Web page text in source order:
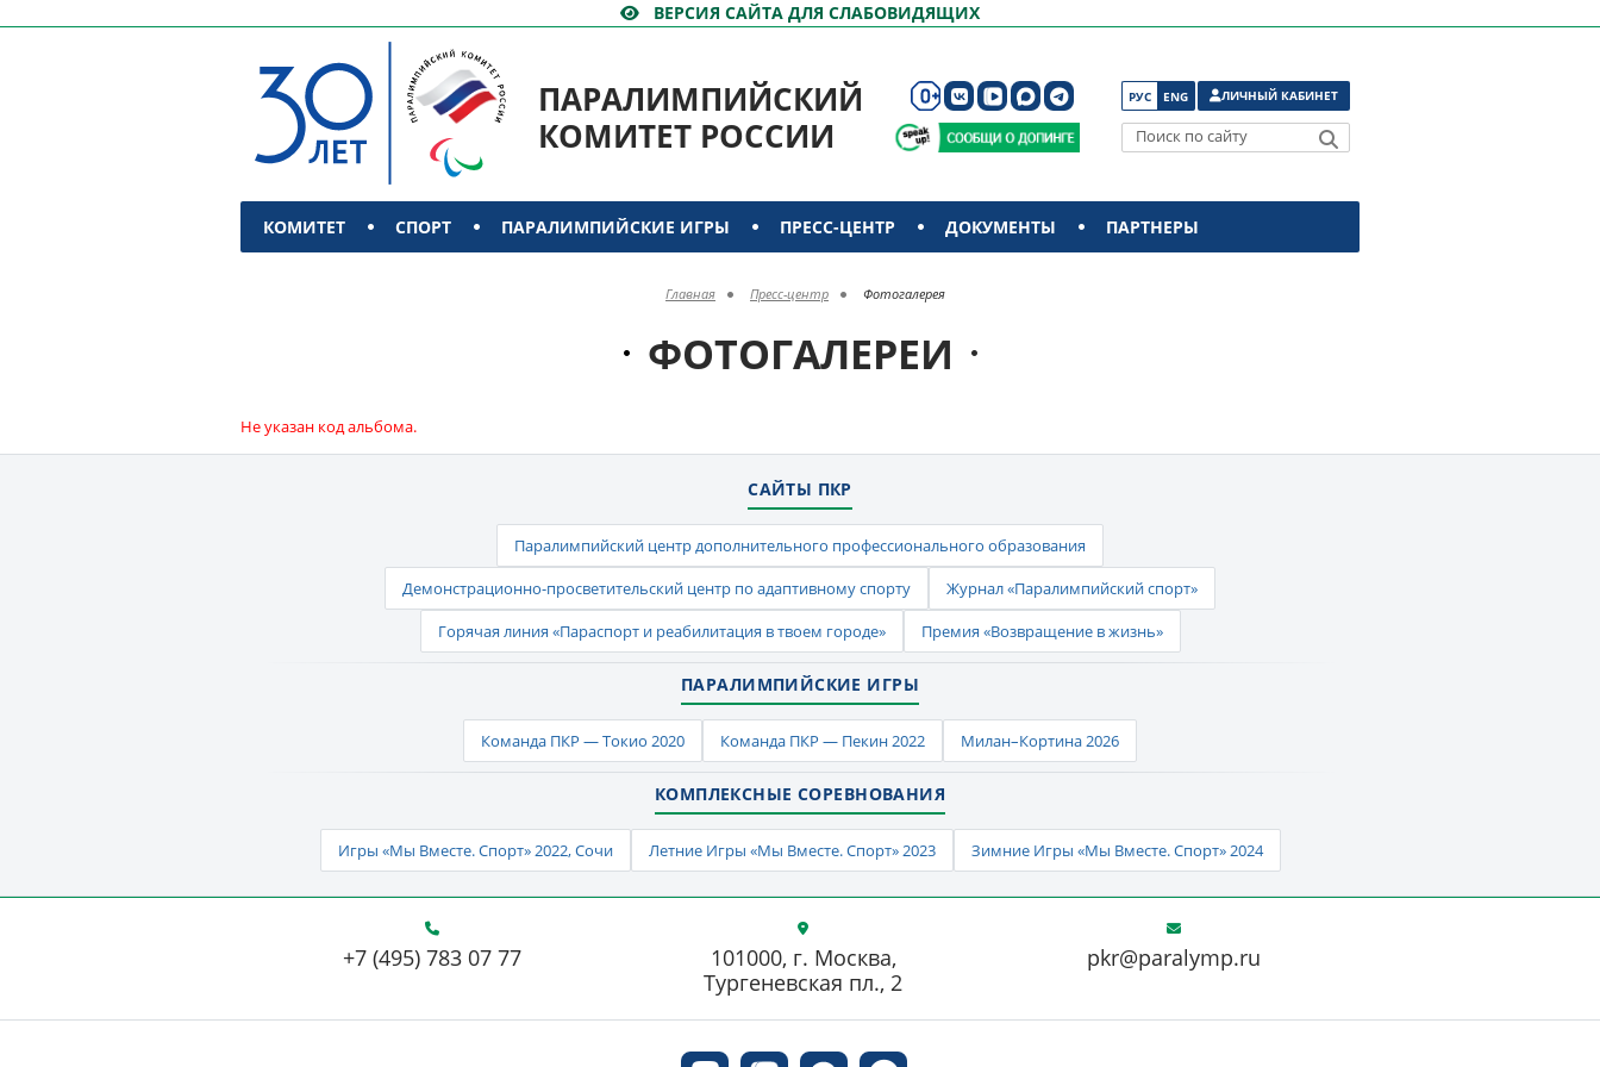
ВЕРСИЯ САЙТА ДЛЯ СЛАБОВИДЯЩИХ
ПАРАЛИМПИЙСКИЙ
КОМИТЕТ РОССИИ
РУС ENG ЛИЧНЫЙ КАБИНЕТ
Поиск по сайту
КОМИТЕТ СПОРТ ПАРАЛИМПИЙСКИЕ ИГРЫ ПРЕСС-ЦЕНТР ДОКУМЕНТЫ ПАРТНЕРЫ
Главная Пресс-центр Фотогалерея
ФОТОГАЛЕРЕИ
Не указан код альбома.
САЙТЫ ПКР
Паралимпийский центр дополнительного профессионального образования
Демонстрационно-просветительский центр по адаптивному спорту
Журнал «Паралимпийский спорт»
Горячая линия «Параспорт и реабилитация в твоем городе»
Премия «Возвращение в жизнь»
ПАРАЛИМПИЙСКИЕ ИГРЫ
Команда ПКР — Токио 2020 Команда ПКР — Пекин 2022 Милан–Кортина 2026
КОМПЛЕКСНЫЕ СОРЕВНОВАНИЯ
Игры «Мы Вместе. Спорт» 2022, Сочи Летние Игры «Мы Вместе. Спорт» 2023 Зимние Игры «Мы Вместе. Спорт» 2024
+7 (495) 783 07 77 pkr@paralymp.ru
101000, г. Москва,
Тургеневская пл., 2